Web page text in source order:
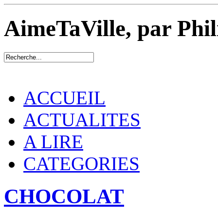
AimeTaVille, par
ACCUEIL
ACTUALITES
A LIRE
CATEGORIES
CHOCOLAT